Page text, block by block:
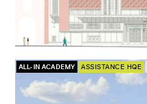
ALL-IN ACADEMY ASSISTANCE HQE